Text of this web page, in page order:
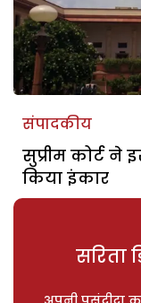
संपादकीय
सुप्रीम कोर्ट
किया इंकार
सरिता